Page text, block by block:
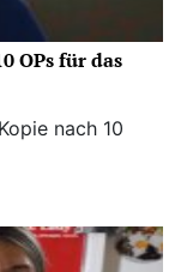
OPs für das
nach 10